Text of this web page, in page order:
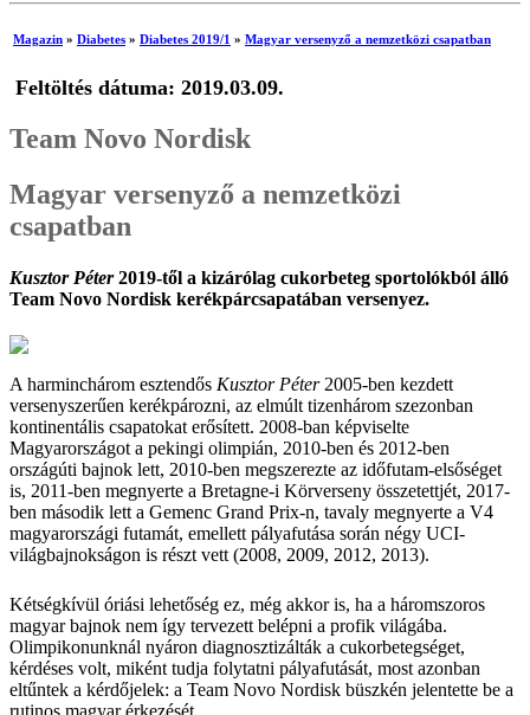
Magazin » Diabetes » Diabetes 2019/1 » Magyar versenyző a nemzetközi csapatban
Feltöltés dátuma: 2019.03.09.
Team Novo Nordisk
Magyar versenyző a nemzetközi
csapatban
Kusztor Péter2019-től a kizárólag cukorbeteg sportolókból álló
Team Novo Nordisk kerékpárcsapatában versenyez.
A harminchárom esztendős Kusztor Péter2005-ben kezdett
versenyszerűen kerékpározni, az elmúlt tizenhárom szezonban
kontinentális csapatokat erősített. 2008-ban képviselte
Magyarországot a pekingi olimpián, 2010-ben és 2012-ben
országúti bajnok lett, 2010-ben megszerezte az időfutam-elsőséget
is, 2011-ben megnyerte a Bretagne-i Körverseny összetettjét, 2017-
ben második lett a Gemenc Grand Prix-n, tavaly megnyerte a V4
magyarországi futamát, emellett pályafutása során négy UCI-
világbajnokságon is részt vett (2008, 2009, 2012, 2013).
Kétségkívül óriási lehetőség ez, még akkor is, ha a háromszoros
magyar bajnok nem így tervezett belépni a profik világába.
Olimpikonunknál nyáron diagnosztizálták a cukorbetegséget,
kérdéses volt, miként tudja folytatni pályafutását, most azonban
eltűntek a kérdőjelek: a Team Novo Nordisk büszkén jelentette be a